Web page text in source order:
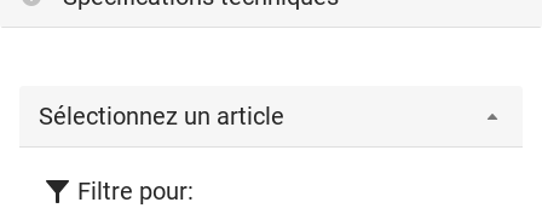
Sélectionnez un article
Filtre pour: